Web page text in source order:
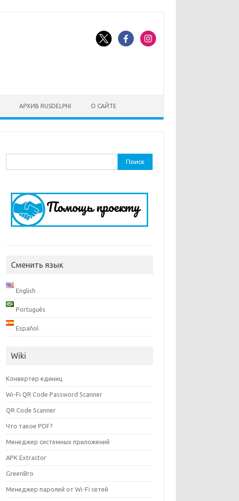
АРХИВ RUSDELPHI О САЙТЕ
Сменить язык
English
Português
Español
Wiki
Конвертер единиц
Wi-Fi QR Code Password Scanner
QR Code Scanner
Что такое PDF?
Менеджер системных приложений
APK Extractor
GreenBro
Менеджер паролей от Wi-Fi сетей